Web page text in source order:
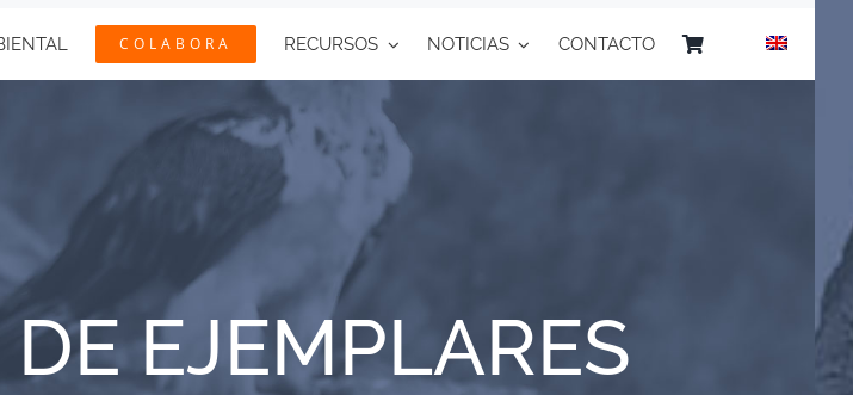
COLABORA RECURSOS NOTICIAS CONTACTO
EJEMPLARES